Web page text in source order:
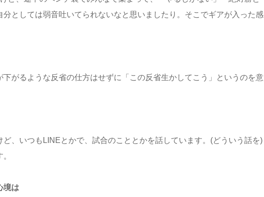
としては弱音吐いてられないなと思いましたり。そこでギアが入った感
がるような反省の仕方はせずに「この反省生かしてこう」というのを意
、いつもLINEとかで、試合のこととかを話しています。(どういう話を)
境は